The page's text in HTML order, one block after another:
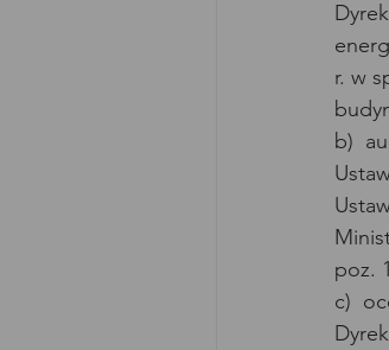
r. w
b)
poz.
c)